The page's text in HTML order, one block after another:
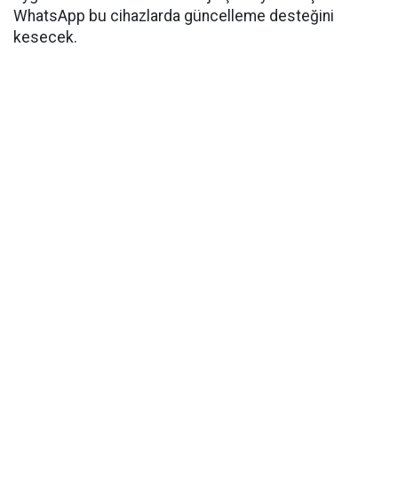
WhatsApp bu cihazlarda güncelleme desteğini
kesecek.